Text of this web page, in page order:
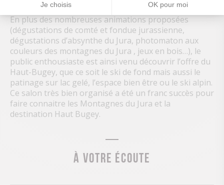
intéressé et conquis.
En plus des nombreuses animations proposées
(dégustations de comté et fondue jurassienne,
dégustations d’absynthe du Jura, photomaton aux
couleurs des montagnes du Jura , jeux en bois…), le
public enthousiaste est ainsi venu découvrir l’offre du
Haut-Bugey, que ce soit le ski de fond mais aussi le
patinage sur lac gelé, l’espace bien être ou le ski alpin.
Ce salon très bien organisé a été un franc succès pour
faire connaitre les Montagnes du Jura et la
destination Haut Bugey.
À votre écoute
Je choisis OK pour moi